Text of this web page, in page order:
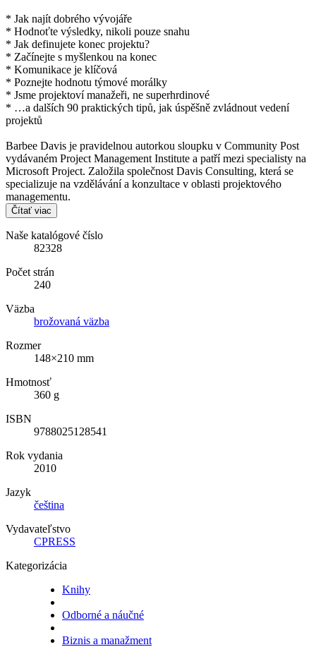
* Jak najít dobrého vývojáře
* Hodnoťte výsledky, nikoli pouze snahu
* Jak definujete konec projektu?
* Začínejte s myšlenkou na konec
* Komunikace je klíčová
* Poznejte hodnotu týmové morálky
* Jsme projektoví manažeři, ne superhrdinové
* …a dalších 90 praktických tipů, jak úspěšně zvládnout vedení
projektů
Barbee Davis je pravidelnou autorkou sloupku v Community Post
vydávaném Project Management Institute a patří mezi specialisty na
Microsoft Project. Založila společnost Davis Consulting, která se
specializuje na vzdělávání a konzultace v oblasti projektového
managementu.
Čítať viac
Naše katalógové číslo
82328
Počet strán
240
Väzba
brožovaná väzba
Rozmer
148×210 mm
Hmotnosť
360 g
ISBN
9788025128541
Rok vydania
2010
Jazyk
čeština
Vydavateľstvo
CPRESS
Kategorizácia
Knihy
Odborné a náučné
Biznis a manažment